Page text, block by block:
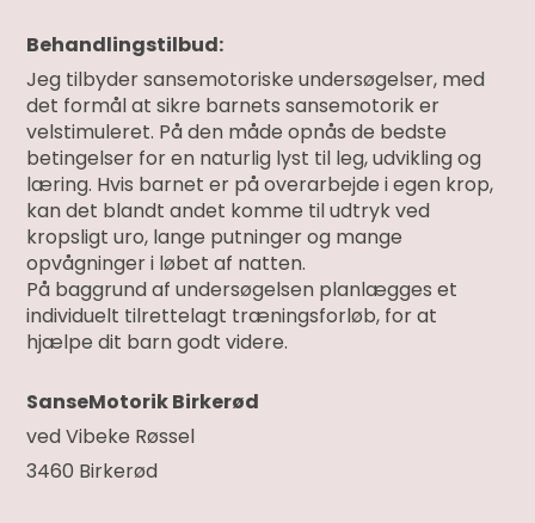
Behandlingstilbud:
Jeg tilbyder sansemotoriske undersøgelser, med
det formål at sikre barnets sansemotorik er
velstimuleret. På den måde opnås de bedste
betingelser for en naturlig lyst til leg, udvikling og
læring. Hvis barnet er på overarbejde i egen krop,
kan det blandt andet komme til udtryk ved
kropsligt uro, lange putninger og mange
opvågninger i løbet af natten.
På baggrund af undersøgelsen planlægges et
individuelt tilrettelagt træningsforløb, for at
hjælpe dit barn godt videre.
SanseMotorik Birkerød
ved Vibeke Røssel
3460 Birkerød